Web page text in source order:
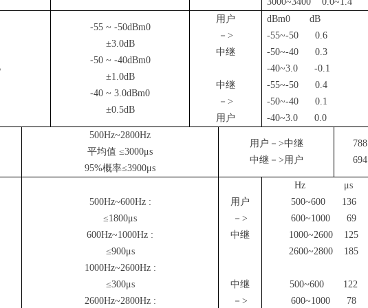
-55 ~ -50dBm0
±3.0dB
-50 ~ -40dBm0
±1.0dB
-40 ~ 3.0dBm0
±0.5dB
用户
－ >
中继
中继
－ >
用户
dBm0
dB
-55~-50
0.6
-50~-40
0.3
-40~3.0
-0.1
-55~-50
0.4
-50~-40
0.1
-40~3.0
0.0
500Hz~2800Hz
平均值 ≤3000μs
95%概率≤3900μs
用户－ >中继
中继－ >用户
788
694
500Hz~600Hz :
≤1800μs
600Hz~1000Hz :
≤900μs
1000Hz~2600Hz :
≤300μs
2600Hz~2800Hz :
用户
－ >
中继
中继
－ >
Hz μs
500~600 136
600~1000 69
1000~2600 125
2600~2800 185
500~600 122
600~1000 78